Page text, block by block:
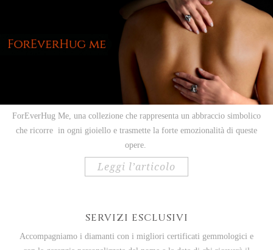
ForEverHug Me, una collezione che rappresenta un abbraccio simbolico
che ricorre in ogni gioiello e trasmette la forte emozionalità di queste
opere.
leggi l’articolo
SERVIZI ESCLUSIVI
Accompagniamo i diamanti con i migliori certificati gemmologici e